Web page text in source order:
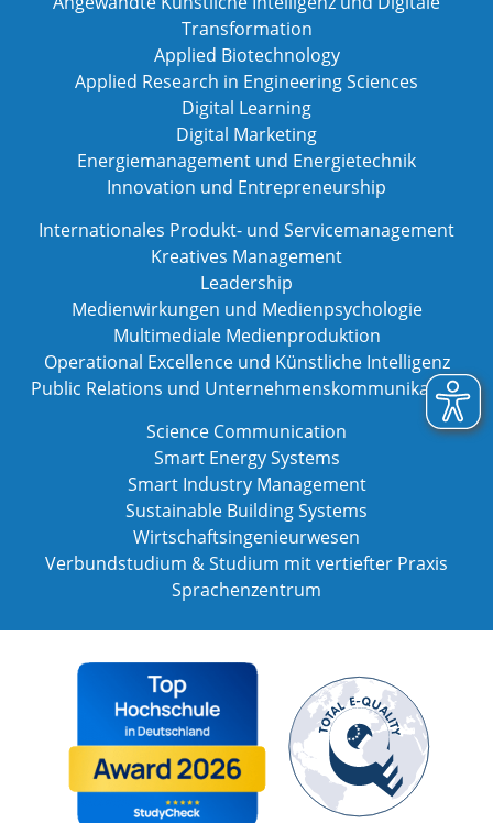
Transformation
Applied Biotechnology
Applied Research in Engineering Sciences
Digital Learning
Digital Marketing
Energiemanagement und Energietechnik
Innovation und Entrepreneurship
Internationales Produkt- und Servicemanagement
Kreatives Management
Leadership
Medienwirkungen und Medienpsychologie
Multimediale Medienproduktion
Operational Excellence und Künstliche Intelligenz
Public Relations und Unternehmenskommunikation
Science Communication
Smart Energy Systems
Smart Industry Management
Sustainable Building Systems
Wirtschaftsingenieurwesen
Verbundstudium & Studium mit vertiefter Praxis
Sprachenzentrum